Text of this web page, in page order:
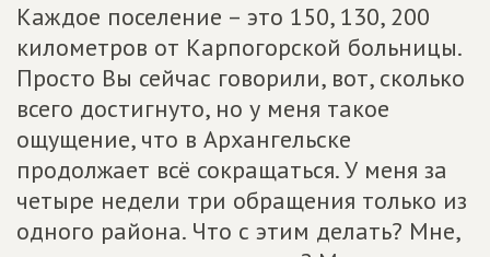
Каждое поселение – это 150, 130, 200
километров от Карпогорской больницы.
Просто Вы сейчас говорили, вот, сколько
всего достигнуто, но у меня такое
ощущение, что в Архангельске
продолжает всё сокращаться. У меня за
четыре недели три обращения только из
одного района. Что с этим делать? Мне,